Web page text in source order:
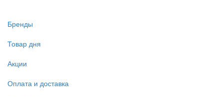
Бренды
Товар дня
Акции
Оплата и доставка